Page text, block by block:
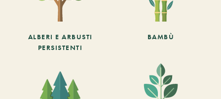
ALBERI E ARBUSTI
PERSISTENTI
BAMBÙ